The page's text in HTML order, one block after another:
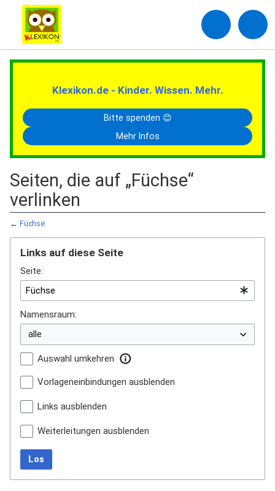
Klexikon.de - Kinder. Wissen. Mehr.
Bitte spenden 😊
Mehr Infos
Seiten, die auf „Füchse“
verlinken
← Füchse
Links auf diese Seite
Seite:
Namensraum:
Auswahl umkehren
Vorlageneinbindungen ausblenden
Links ausblenden
Weiterleitungen ausblenden
Los